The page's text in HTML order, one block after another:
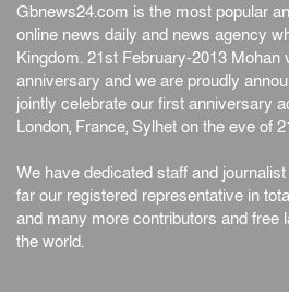
Gbnews24.com is the most popular
online news daily and news agency
Kingdom. 21st February-2013 Mohan
anniversary and we are proudly
jointly celebrate our first anniversary
London, France, Sylhet on the eve of
We have dedicated staff and
far our registered representative in
and many more contributors and free
the world.